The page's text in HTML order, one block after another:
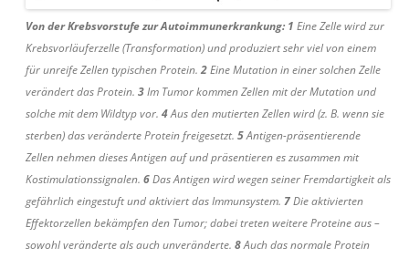
Von der Krebsvorstufe zur Autoimmunerkrankung: 1 Eine Zelle wird zur
Krebsvorläuferzelle (Transformation) und produziert sehr viel von einem
für unreife Zellen typischen Protein.2Eine Mutation in einer solchen Zelle
verändert das Protein. 3Im Tumor kommen Zellen mit der Mutation und
solche mit dem Wildtyp vor. 4Aus den mutierten Zellen wird (z. B. wenn sie
sterben) das veränderte Protein freigesetzt. 5Antigen-präsentierende
Zellen nehmen dieses Antigen auf und präsentieren es zusammen mit
Kostimulationssignalen. 6Das Antigen wird wegen seiner Fremdartigkeit als
gefährlich eingestuft und aktiviert das Immunsystem. 7Die aktivierten
Effektorzellen bekämpfen den Tumor; dabei treten weitere Proteine aus –
sowohl veränderte als auch unveränderte. 8Auch das normale Protein